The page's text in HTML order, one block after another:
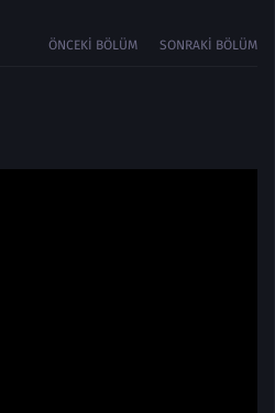
ÖNCEKI BÖLÜM SONRAKI BÖLÜM